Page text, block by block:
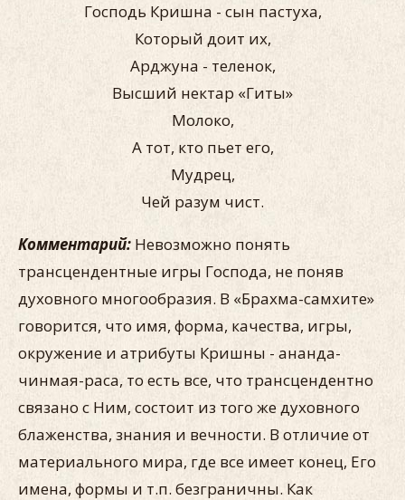
Господь Кришна - сын пастуха,
Который доит их,
Арджуна - теленок,
Высший нектар «Гиты»
Молоко,
А тот, кто пьет его,
Мудрец,
Чей разум чист.
Комментарий: Невозможно понять
трансцендентные игры Господа, не поняв
духовного многообразия. В «Брахма-самхите»
говорится, что имя, форма, качества, игры,
окружение и атрибуты Кришны - ананда-
чинмая-раса, то есть все, что трансцендентно
связано с Ним, состоит из того же духовного
блаженства, знания и вечности. В отличие от
материального мира, где все имеет конец, Его
имена, формы и т.п. безграничны. Как